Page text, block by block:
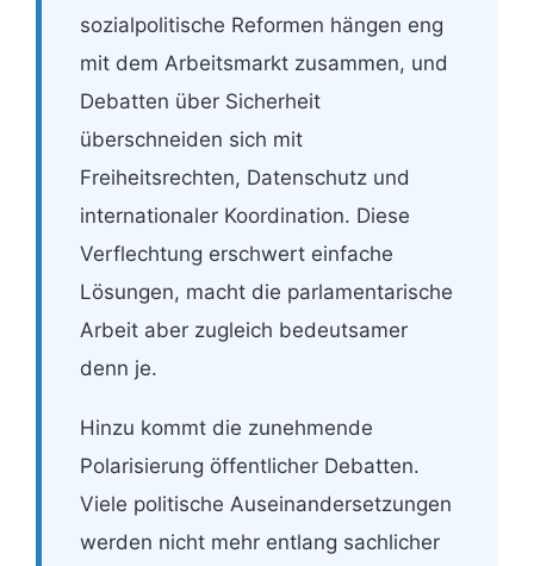
sozialpolitische Reformen hängen eng
mit dem Arbeitsmarkt zusammen, und
Debatten über Sicherheit
überschneiden sich mit
Freiheitsrechten, Datenschutz und
internationaler Koordination. Diese
Verflechtung erschwert einfache
Lösungen, macht die parlamentarische
Arbeit aber zugleich bedeutsamer
denn je.
Hinzu kommt die zunehmende
Polarisierung öffentlicher Debatten.
Viele politische Auseinandersetzungen
werden nicht mehr entlang sachlicher